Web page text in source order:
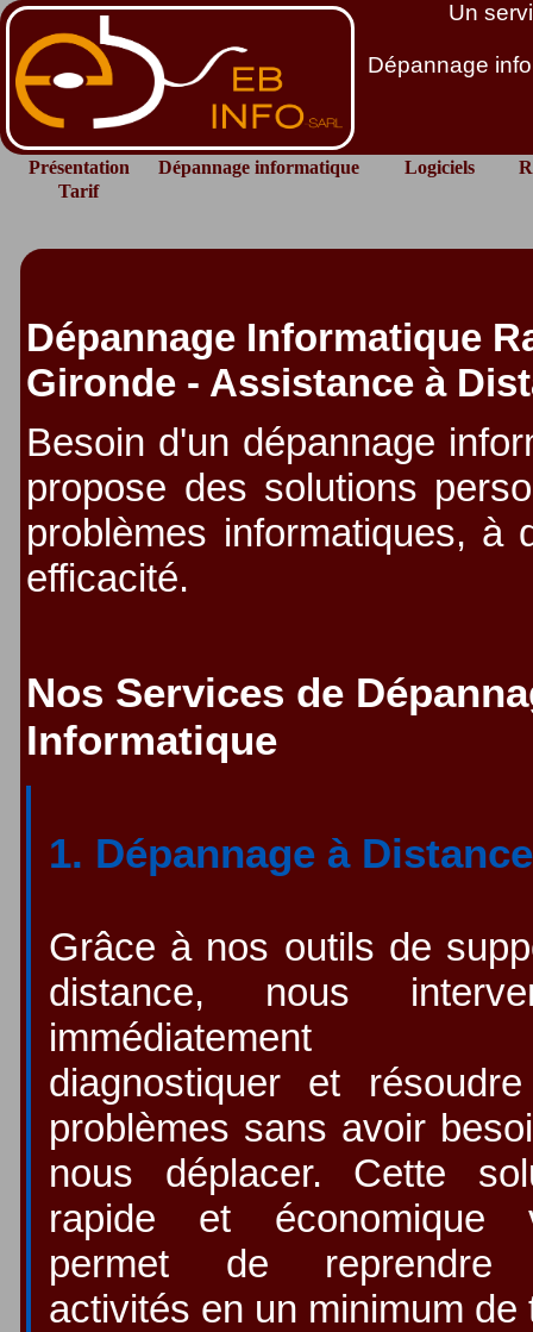
Un
Dépannage
Présentation Dépannage informatique Logiciels
Tarif
Dépannage Informatique
Gironde - Assistance à
Besoin d'un dépannage
propose des solutions
problèmes informatiques,
efficacité.
Nos Services de
Informatique
1. Dépannage à Distance
Grâce à nos outils de
distance, nous
immédiatement
diagnostiquer et
problèmes sans avoir
nous déplacer. Cette
rapide et économique
permet de reprendre
activités en un minimum de